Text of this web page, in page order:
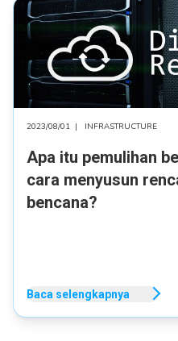
2023/08/01 | INFRASTRUCTURE
Apa itu pemulihan
cara menyusun
bencana?
Baca selengkapnya